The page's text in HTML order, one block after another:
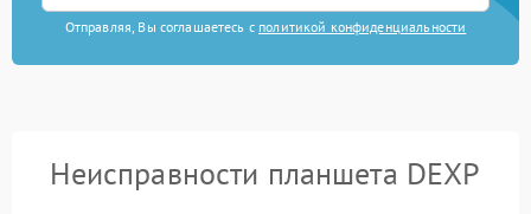
Отправляя, Вы соглашаетесь с политикой конфиденциальности
Неисправности планшета DEXP